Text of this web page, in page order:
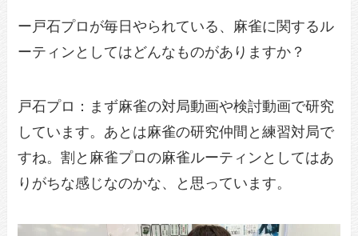
ー戸石プロが毎日やられている、麻雀に関するル
ーティンとしてはどんなものがありますか？
戸石プロ：まず麻雀の対局動画や検討動画で研究
しています。あとは麻雀の研究仲間と練習対局で
すね。割と麻雀プロの麻雀ルーティンとしてはあ
りがちな感じなのかな、と思っています。